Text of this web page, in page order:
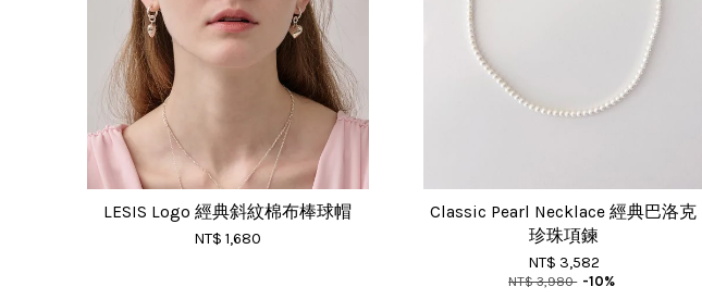
LESIS Logo 經典斜紋棉布棒球帽
NT$ 1,680
Classic Pearl Necklace 經典巴洛克
珍珠項鍊
NT$ 3,582
NT$ 3,980 -10%